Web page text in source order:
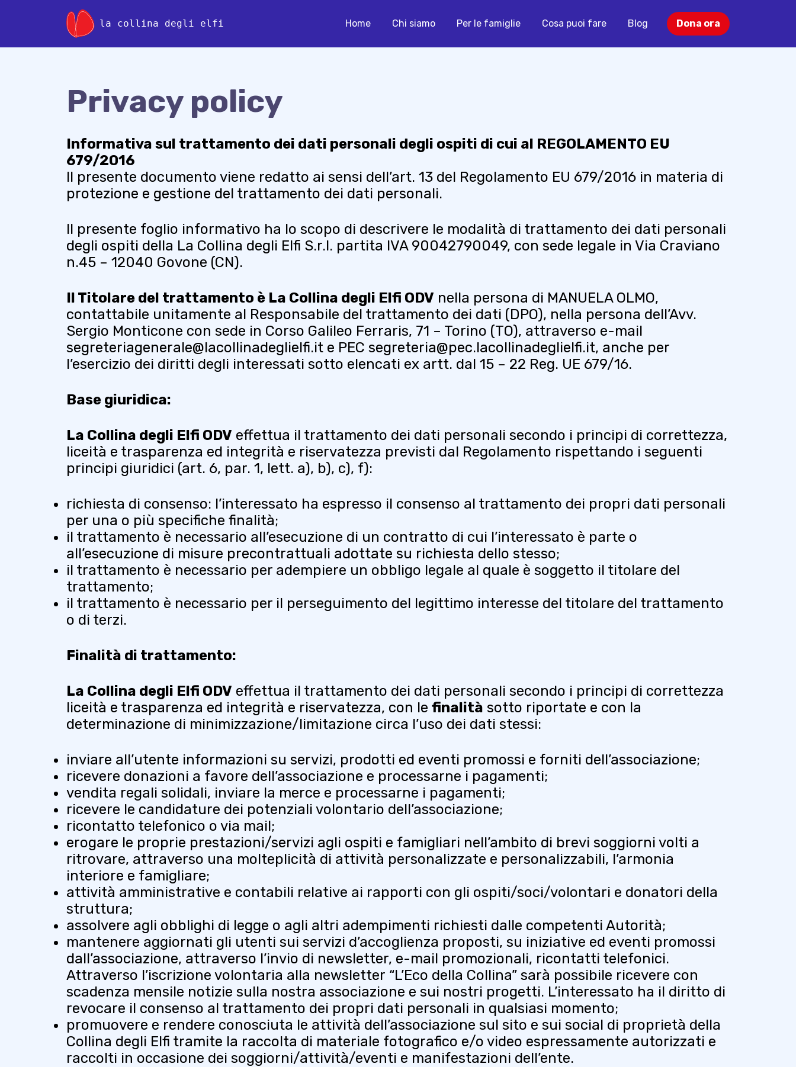
la collina degli elfi Home Chi siamo Per le famiglie Cosa puoi fare Blog Dona ora
Privacy policy
Informativa sul trattamento dei dati personali degli ospiti di cui al REGOLAMENTO EU
679/2016
Il presente documento viene redatto ai sensi dell’art. 13 del Regolamento EU 679/2016 in materia di
protezione e gestione del trattamento dei dati personali.
Il presente foglio informativo ha lo scopo di descrivere le modalità di trattamento dei dati personali
degli ospiti della La Collina degli Elfi S.r.l. partita IVA 90042790049, con sede legale in Via Craviano
n.45 – 12040 Govone (CN).
Il Titolare del trattamento è La Collina degli Elfi ODV nella persona di MANUELA OLMO,
contattabile unitamente al Responsabile del trattamento dei dati (DPO), nella persona dell’Avv.
Sergio Monticone con sede in Corso Galileo Ferraris, 71 – Torino (TO), attraverso e-mail
segreteriagenerale@lacollinadeglielfi.it e PEC segreteria@pec.lacollinadeglielfi.it, anche per
l’esercizio dei diritti degli interessati sotto elencati ex artt. dal 15 – 22 Reg. UE 679/16.
Base giuridica:
La Collina degli Elfi ODV effettua il trattamento dei dati personali secondo i principi di correttezza,
liceità e trasparenza ed integrità e riservatezza previsti dal Regolamento rispettando i seguenti
principi giuridici (art. 6, par. 1, lett. a), b), c), f):
richiesta di consenso: l’interessato ha espresso il consenso al trattamento dei propri dati personali
per una o più specifiche finalità;
il trattamento è necessario all’esecuzione di un contratto di cui l’interessato è parte o
all’esecuzione di misure precontrattuali adottate su richiesta dello stesso;
il trattamento è necessario per adempiere un obbligo legale al quale è soggetto il titolare del
trattamento;
il trattamento è necessario per il perseguimento del legittimo interesse del titolare del trattamento
o di terzi.
Finalità di trattamento:
La Collina degli Elfi ODV effettua il trattamento dei dati personali secondo i principi di correttezza
liceità e trasparenza ed integrità e riservatezza, con le finalità sotto riportate e con la
determinazione di minimizzazione/limitazione circa l’uso dei dati stessi:
inviare all’utente informazioni su servizi, prodotti ed eventi promossi e forniti dell’associazione;
ricevere donazioni a favore dell’associazione e processarne i pagamenti;
vendita regali solidali, inviare la merce e processarne i pagamenti;
ricevere le candidature dei potenziali volontario dell’associazione;
ricontatto telefonico o via mail;
erogare le proprie prestazioni/servizi agli ospiti e famigliari nell’ambito di brevi soggiorni volti a
ritrovare, attraverso una molteplicità di attività personalizzate e personalizzabili, l’armonia
interiore e famigliare;
attività amministrative e contabili relative ai rapporti con gli ospiti/soci/volontari e donatori della
struttura;
assolvere agli obblighi di legge o agli altri adempimenti richiesti dalle competenti Autorità;
mantenere aggiornati gli utenti sui servizi d’accoglienza proposti, su iniziative ed eventi promossi
dall’associazione, attraverso l’invio di newsletter, e-mail promozionali, ricontatti telefonici.
Attraverso l’iscrizione volontaria alla newsletter “L’Eco della Collina” sarà possibile ricevere con
scadenza mensile notizie sulla nostra associazione e sui nostri progetti. L’interessato ha il diritto di
revocare il consenso al trattamento dei propri dati personali in qualsiasi momento;
promuovere e rendere conosciuta le attività dell’associazione sul sito e sui social di proprietà della
Collina degli Elfi tramite la raccolta di materiale fotografico e/o video espressamente autorizzati e
raccolti in occasione dei soggiorni/attività/eventi e manifestazioni dell’ente.